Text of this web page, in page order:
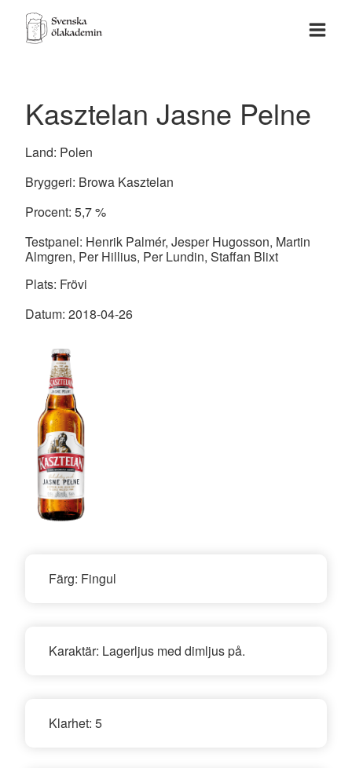
Kasztelan Jasne Pelne
Land: Polen
Bryggeri: Browa Kasztelan
Procent: 5,7%
Testpanel: Henrik Palmér, Jesper Hugosson, Martin
Almgren, Per Hillius, Per Lundin, Staffan Blixt
Plats: Frövi
Datum: 2018-04-26
Färg: Fingul
Karaktär: Lagerljus med dimljus på.
Klarhet: 5